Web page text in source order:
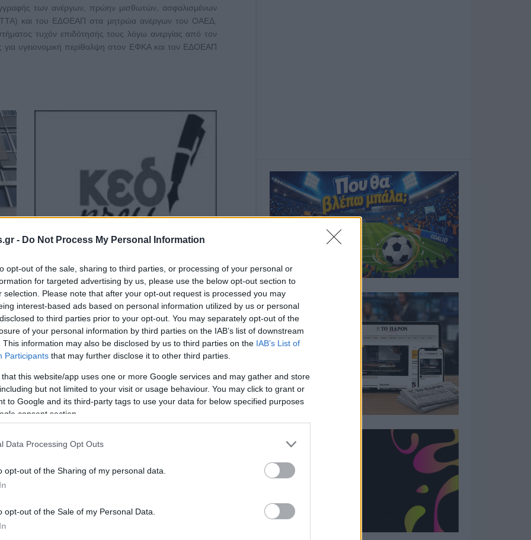
- Do Not Process My Personal Information
opt-out of the sale, sharing to third parties, or processing of your personal or
for targeted advertising by us, please use the below opt-out section to
selection. Please note that after your opt-out request is processed you may
interest-based ads based on personal information utilized by us or personal
to third parties prior to your opt-out. You may separately opt-out of the
of your personal information by third parties on the IAB’s list of downstream
This information may also be disclosed by us to third parties on the IAB’s List of
Participants that may further disclose it to other third parties.
that this website/app uses one or more Google services and may gather and store
but not limited to your visit or usage behaviour. You may click to grant or
to Google and its third-party tags to use your data for below specified purposes
consent section.
Data Processing Opt Outs
opt-out of the Sharing of my personal data.
opt-out of the Sale of my Personal Data.
των ανέργων, πρώην μισθωτών, ασφαλισμένων
και του ΕΔΟΕΑΠ στα μητρώα ανέργων του ΟΑΕΔ,
τυχόν επιδότησής τους λόγω ανεργίας από τον
υγειονομική περίθαλψη στον ΕΦΚΑ και τον ΕΔΟΕΑΠ
ΚΕΔ: “Δίνουν τον 7 όροφο της ΕΣΗΕΑ”
παγωτατζίδικα της Αθήνας η απάντηση
είναι…και τα δύο!
Αυτά είναι τα 4 prints στα μαγιό που θα